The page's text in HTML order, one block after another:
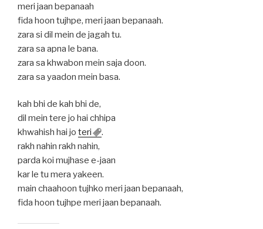
meri jaan bepanaah
fida hoon tujhpe, meri jaan bepanaah.
zara si dil mein de jagah tu.
zara sa apna le bana.
zara sa khwabon mein saja doon.
zara sa yaadon mein basa.
kah bhi de kah bhi de,
dil mein tere jo hai chhipa
khwahish hai jo teri
.
rakh nahin rakh nahin,
parda koi mujhase e-jaan
kar le tu mera yakeen.
main chaahoon tujhko meri jaan bepanaah,
fida hoon tujhpe meri jaan bepanaah.